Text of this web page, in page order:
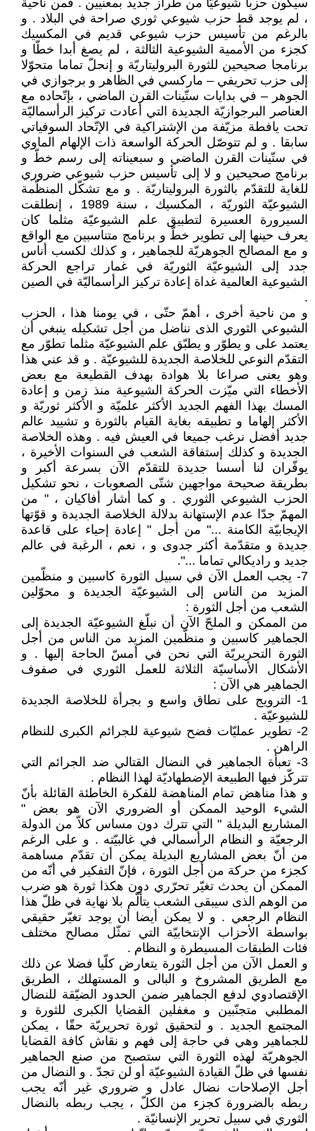
سيكون حزبا شيوعيّا من طراز جديد بمعنيين . فمن ناحية
، لم يوجد قط حزب شيوعي ثوري صراحة في البلاد . و
بالرغم من تأسيس حزب شيوعي قديم في المكسيك
كجزء من الأممية الشيوعية الثالثة ، لم يصغ أبدا خطّا و
برنامجا صحيحين للثورة البروليتاريّة و إنحلّ تماما متحوّلا
إلى حزب تحريفي – ماركسي في الظاهر و برجوازي في
الجوهر – في بدايات ستّينات القرن الماضي ، بإتّحاده مع
العناصر البرجوازيّة الجديدة التي أعادت تركيز الرأسماليّة
تحت يافطة مزيّفة من الإشتراكية في الإتّحاد السوفياتي
سابقا . و لم تتوصّل الحركة الواسعة ذات الإلهام الماوي
في ستّينات القرن الماضي و سبعيناته إلى رسم خطّ و
برنامج صحيحين و لا إلى تأسيس حزب شيوعي ضروري
للغاية للتقدّم بالثورة البروليتاريّة . و مع تشكّل المنظّمة
الشيوعيّة الثوريّة ، المكسيك ، سنة 1989 ، إنطلقت
السيرورة العسيرة لتطبيق علم الشيوعيّة مثلما كان
يعرف حينها إلى تطوير خطّ و برنامج متناسبين مع الواقع
و مع المصالح الجوهريّة للجماهير ، و كذلك لكسب أناس
جدد إلى الشيوعيّة الثوريّة في غمار تراجع الحركة
الشيوعية العالمية غداة إعادة تركيز الرأسماليّة في الصين
.
و من ناحية أخرى ، أهمّ حتّى ، في يومنا هذا ، الحزب
الشيوعي الثوري الذى نناضل من أجل تشكيله ينبغي أن
يعتمد على و يطوّر و يطبّق علم الشيوعيّة مثلما تطوّر مع
التقدّم النوعي للخلاصة الجديدة للشيوعيّة . و قد عني هذا
وهو يعنى صراعا بلا هوادة بهدف القطيعة مع بعض
الأخطاء التي ميّزت الحركة الشيوعية منذ زمن و إعادة
المسك بهذا الفهم الجديد الأكثر علميّة و الأكثر ثوريّة و
الأكثر إلهاما و تطبيقه بغاية القيام بالثورة و تشييد عالم
جديد أفضل نرغب جميعا في العيش فيه . وهذه الخلاصة
الجديدة و كذلك إستفاقة الشعب في السنوات الأخيرة ،
يوفّران لنا أسسا جديدة للتقدّم الآن بسرعة أكبر و
بطريقة صحيحة مواجهين شتّى الصعوبات ، نحو تشكيل
الحزب الشيوعي الثوري . و كما أشار أفاكيان ، " من
المهمّ جدّا عدم الإستهانة بدلالة الخلاصة الجديدة و قوّتها
الإيجابيّة الكامنة ..." من أجل " إعادة إحياء على قاعدة
جديدة و متقدّمة أكثر جدوى و ، نعم ، الرغبة في عالم
جديد و راديكالي تماما ...".
7- يجب العمل الآن في سبيل الثورة كاسبين و منظّمين
المزيد من الناس إلى الشيوعيّة الجديدة و محوّلين
الشعب من أجل الثورة :
من الممكن و الملحّ الآن أن نبلّغ الشيوعيّة الجديدة إلى
الجماهير كاسبين و منظّمين المزيد من الناس من أجل
الثورة التحريريّة التي نحن في أمسّ الحاجة إليها . و
الأشكال الأساسيّة الثلاثة للعمل الثوري في صفوف
الجماهير هي الآن :
1- الترويج على نطاق واسع و بجرأة للخلاصة الجديدة
للشيوعيّة .
2- تطوير عمليّات فضح شيوعية للجرائم الكبرى للنظام
الراهن .
3- تعبأة الجماهير في النضال القتالي ضد الجرائم التي
تتركّز فيها الطبيعة الإضطهاديّة لهذا النظام .
و هذا مناهض تمام المناهضة للفكرة الخاطئة القائلة بأنّ
الشيء الوحيد الممكن أو الضروري الآن هو بعض "
المشاريع البديلة " التي تترك دون مساس كلاّ من الدولة
الرجعيّة و النظام الرأسمالي في غالبيّته . و على الرغم
من أنّ بعض المشاريع البديلة يمكن أن تقدّم مساهمة
كجزء من حركة من أجل الثورة ، فإنّ التفكير في أنّه من
الممكن أن يحدث تغيّر تحرّري دون هكذا ثورة هو ضرب
من الوهم الذى سيبقى الشعب يتألّم بلا نهاية في ظلّ هذا
النظام الرجعي . و لا يمكن أيضا أن يوجد تغيّر حقيقي
بواسطة الأحزاب الإنتخابيّة التي تمثّل مصالح مختلف
فئات الطبقات المسيطرة و النظام .
و العمل الآن من أجل الثورة يتعارض كلّيا فضلا عن ذلك
مع الطريق المشروخ و البالى و المستهلك ، الطريق
الإقتصادوي لدفع الجماهير ضمن الحدود الضيّقة للنضال
المطلبي متجنّبين و مغفلين القضايا الكبرى للثورة و
المجتمع الجديد . و لتحقيق ثورة تحريريّة حقّا ، يمكن
للجماهير وهي في حاجة إلى فهم و نقاش كافة القضايا
الجوهريّة لهذه الثورة التي ستصبح من صنع الجماهير
نفسها في ظلّ القيادة الشيوعيّة أو لن تجدّ . و النضال من
أجل الإصلاحات نضال عادل و ضروري غير أنّه يجب
ربطه بالضرورة كجزء من الكلّ ، يجب ربطه بالنضال
الثوري في سبيل تحرير الإنسانيّة .